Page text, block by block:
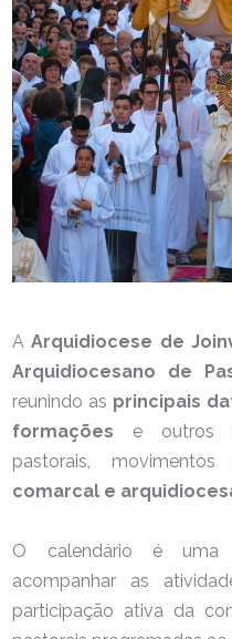
AArquidiocese de
Arquidiocesano de
reunindo as principais
formações e outros
pastorais,
comarcal e
O calendário é uma
acompanhar as
participação ativa da